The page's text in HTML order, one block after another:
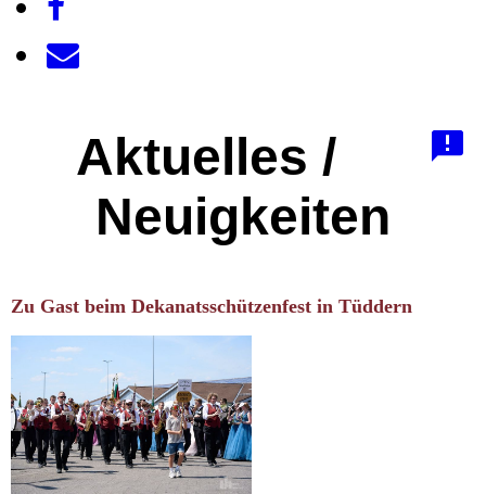
Aktuelles /
Neuigkeiten
Zu Gast beim Dekanatsschützenfest in Tüddern